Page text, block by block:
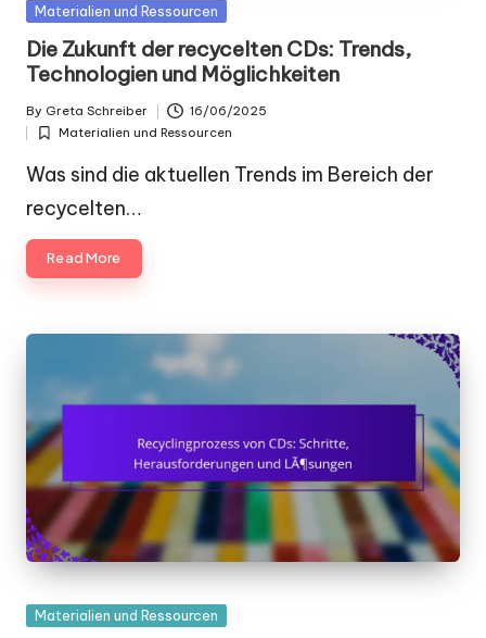
Posted
Materialien und Ressourcen
Die Zukunft der recycelten CDs: Trends,
Technologien und Möglichkeiten
Posted
by
By Greta Schreiber 16/06/2025
Posted
in
Materialien und Ressourcen
Was sind die aktuellen Trends im Bereich der
recycelten…
Read More
Posted
Materialien und Ressourcen